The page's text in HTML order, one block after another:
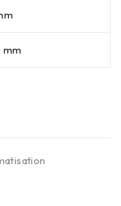
mm